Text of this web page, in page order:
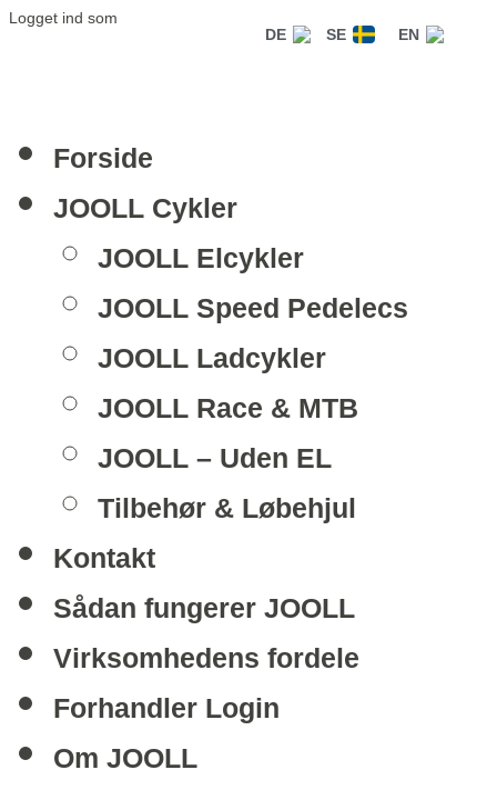
Logget ind som
Forside
JOOLL Cykler
JOOLL Elcykler
JOOLL Speed Pedelecs
JOOLL Ladcykler
JOOLL Race & MTB
JOOLL – Uden EL
Tilbehør & Løbehjul
Kontakt
Sådan fungerer JOOLL
Virksomhedens fordele
Forhandler Login
Om JOOLL
DE SE EN